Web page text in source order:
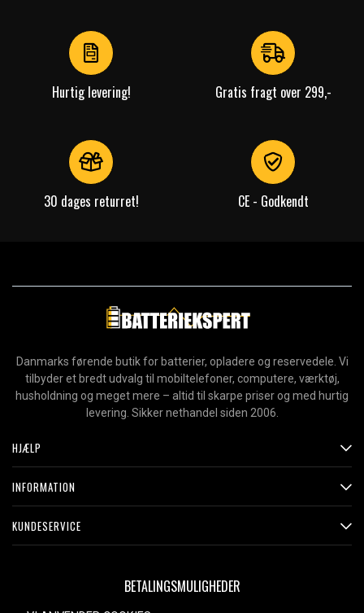
Hurtig levering! Gratis fragt over 299,-
30 dages returret! CE - Godkendt
Danmarks førende butik for batterier, opladere og reservedele. Vi
tilbyder et bredt udvalg til mobiltelefoner, computere, værktøj,
husholdning og meget mere – altid til skarpe priser og med hurtig
levering. Sikker nethandel siden 2006.
HJÆLP
INFORMATION
KUNDESERVICE
BETALINGSMULIGHEDER